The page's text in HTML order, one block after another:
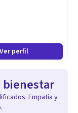
Ver perfil
bienestar
Empatía y